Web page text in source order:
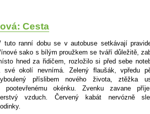
Cesta
tuto ranní dobu se v autobuse setkávají
sako s bílým proužkem se tváří důležitě,
hned za řidičem, rozložilo si před sebe
své okolí nevnímá. Zelený flaušák, vpředu
příslibem nového života, ztěžka
pootevřenému okénku. Zvenku zavane
vzduch. Červený kabát nervózně